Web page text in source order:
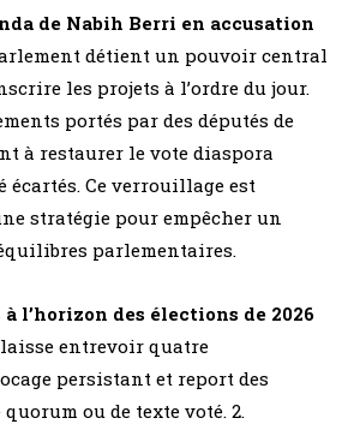
de Nabih Berri en accusation
détient un pouvoir central
les projets à l’ordre du jour.
portés par des députés de
à restaurer le vote diaspora
écartés. Ce verrouillage est
stratégie pour empêcher un
parlementaires.
l’horizon des élections de 2026
entrevoir quatre
persistant et report des
ou de texte voté. 2.